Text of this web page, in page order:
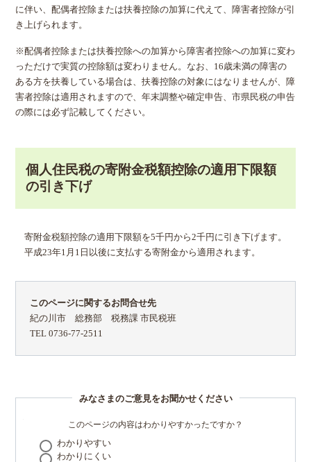
に伴い、配偶者控除または扶養控除の加算に代えて、障害者控除が引
き上げられます。
※配偶者控除または扶養控除への加算から障害者控除への加算に変わ
っただけで実質の控除額は変わりません。なお、16歳未満の障害の
ある方を扶養している場合は、扶養控除の対象にはなりませんが、障
害者控除は適用されますので、年末調整や確定申告、市県民税の申告
の際には必ず記載してください。
個人住民税の寄附金税額控除の適用下限額
の引き下げ
寄附金税額控除の適用下限額を5千円から2千円に引き下げます。
平成23年1月1日以後に支払する寄附金から適用されます。
このページに関するお問合せ先
紀の川市 総務部 税務課 市民税班
TEL 0736-77-2511
みなさまのご意見をお聞かせください
このページの内容はわかりやすかったですか？
わかりやすい
わかりにくい